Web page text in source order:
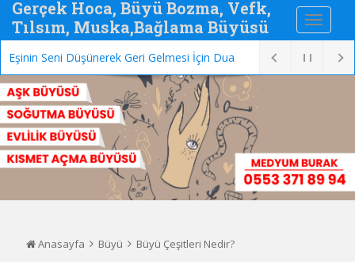
Gerçek Hoca, Büyü Bozma, Vefk,
Tılsım, Muska,Bağlama Büyüsü
Eşinin Seni Düşünerek Geri Gelmesi İçin Dua
Anasayfa Büyü Büyü Çeşitleri Nedir?